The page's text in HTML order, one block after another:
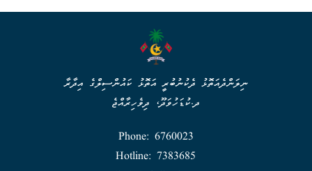
ނިލަންދެއަތޮޅު ދެކުނުބުރީ އަތޮޅު ކައުންސިލްގެ އިދާރާ
ދ.ކުޑަހުވަދޫ، ދިވެހިރާއްޖެ
Phone: 6760023
Hotline: 7383685